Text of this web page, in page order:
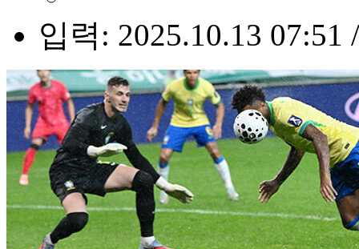
입력: 2025.10.13 07:51